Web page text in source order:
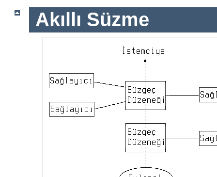
Akıllı Süzme